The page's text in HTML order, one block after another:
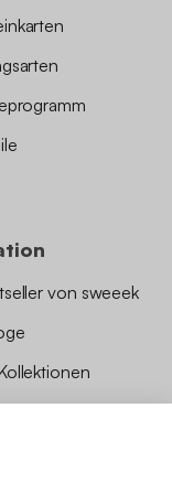
von sweeek